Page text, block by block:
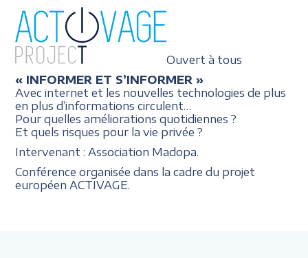
Ouvert à tous
« INFORMER ET S’INFORMER »
Avec internet et les nouvelles technologies de plus
en plus d’informations circulent…
Pour quelles améliorations quotidiennes ?
Et quels risques pour la vie privée ?
Intervenant : Association Madopa.
Conférence organisée dans la cadre du projet
européen ACTIVAGE.